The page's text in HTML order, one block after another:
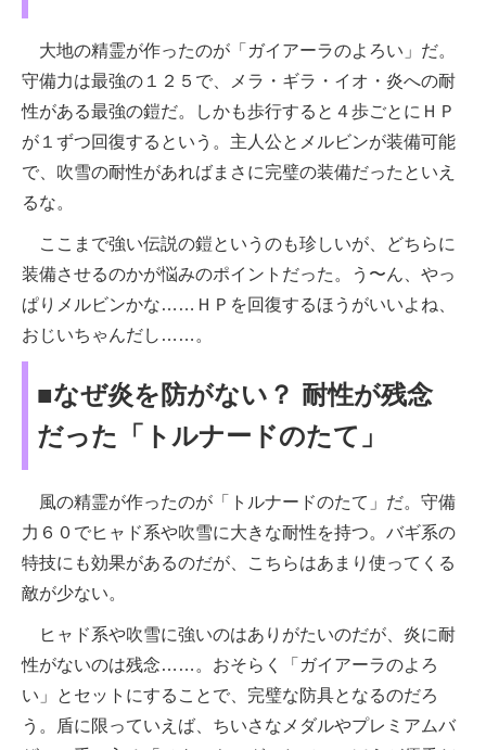
大地の精霊が作ったのが「ガイアーラのよろい」だ。
守備力は最強の１２５で、メラ・ギラ・イオ・炎への耐
性がある最強の鎧だ。しかも歩行すると４歩ごとにＨＰ
が１ずつ回復するという。主人公とメルビンが装備可能
で、吹雪の耐性があればまさに完璧の装備だったといえ
るな。
ここまで強い伝説の鎧というのも珍しいが、どちらに
装備させるのかが悩みのポイントだった。う〜ん、やっ
ぱりメルビンかな……ＨＰを回復するほうがいいよね、
おじいちゃんだし……。
■なぜ炎を防がない？ 耐性が残念
だった「トルナードのたて」
風の精霊が作ったのが「トルナードのたて」だ。守備
力６０でヒャド系や吹雪に大きな耐性を持つ。バギ系の
特技にも効果があるのだが、こちらはあまり使ってくる
敵が少ない。
ヒャド系や吹雪に強いのはありがたいのだが、炎に耐
性がないのは残念……。おそらく「ガイアーラのよろ
い」とセットにすることで、完璧な防具となるのだろ
う。盾に限っていえば、ちいさなメダルやプレミアムバ